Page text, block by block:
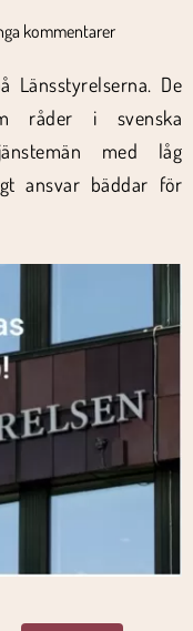
kommentarer
Länsstyrelserna. De
råder i svenska
med låg
ansvar bäddar för